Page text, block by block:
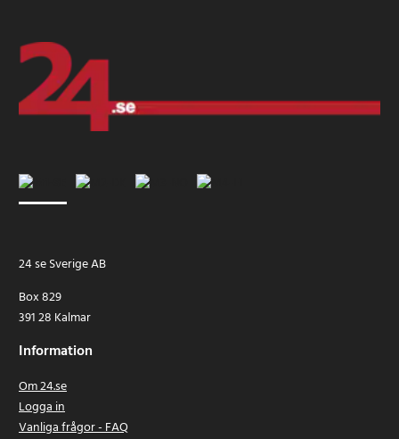
24 se Sverige AB
Box 829
391 28 Kalmar
Information
Om 24.se
Logga in
Vanliga frågor - FAQ